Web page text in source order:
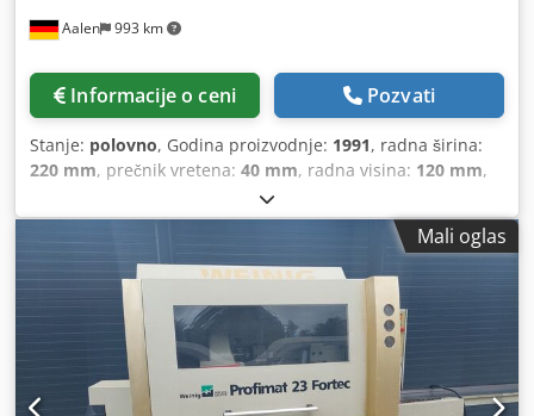
Aalen 993 km
Informacije o ceni Pozvati
Stanje: polovno, Godina proizvodnje: 1991, radna širina:
220 mm, prečnik vretena: 40 mm, radna visina: 120 mm,
, ukupna visina:
ukupna dužina:3.900 mm, ukupna težina:2.000 kg,
dužina stola rende:
4, uklanjanje
10 mm, Br. 04530 Četvorostrana glodalica
WEINIG Quattromat 22 Korišćena, godina proizvodnje
1991, vrlo dobro stanje, mašina je iz preduzeća sa jednim
zaposlenim. Dedjzl Uukepfx Abujkr Četvorostrana glodalica
i automatska mašina za žljebljenje sa kontinuiranim
dovodom. Raspored vretena: 1. Vreteno dole / 2. Vreteno
Mali oglas